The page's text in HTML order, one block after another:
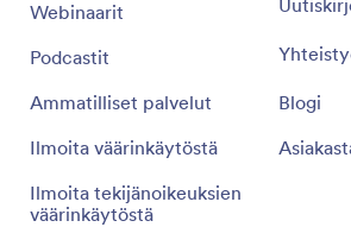
Jotform akatemia
Webinaarit
Podcastit
Ammatilliset palvelut
Ilmoita väärinkäytöstä
Yhteistyö
Blogi